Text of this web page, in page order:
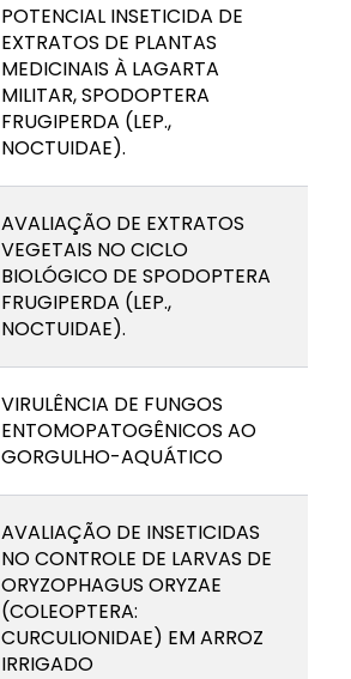
POTENCIAL INSETICIDA DE
EXTRATOS DE PLANTAS
MEDICINAIS À LAGARTA
MILITAR, SPODOPTERA
FRUGIPERDA (LEP.,
NOCTUIDAE).
AVALIAÇÃO DE EXTRATOS
VEGETAIS NO CICLO
BIOLÓGICO DE SPODOPTERA
FRUGIPERDA (LEP.,
NOCTUIDAE).
VIRULÊNCIA DE FUNGOS
ENTOMOPATOGÊNICOS AO
GORGULHO-AQUÁTICO
AVALIAÇÃO DE INSETICIDAS
NO CONTROLE DE LARVAS DE
ORYZOPHAGUS ORYZAE
(COLEOPTERA:
CURCULIONIDAE) EM ARROZ
IRRIGADO